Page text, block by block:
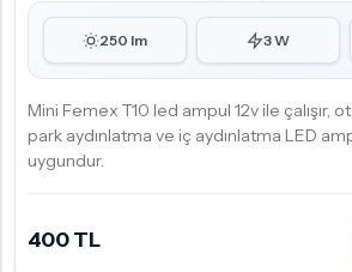
250 lm 3 W
Mini Femex T10 led ampul 12v ile çalışır,
park aydınlatma ve iç aydınlatma LED
uygundur.
400 TL